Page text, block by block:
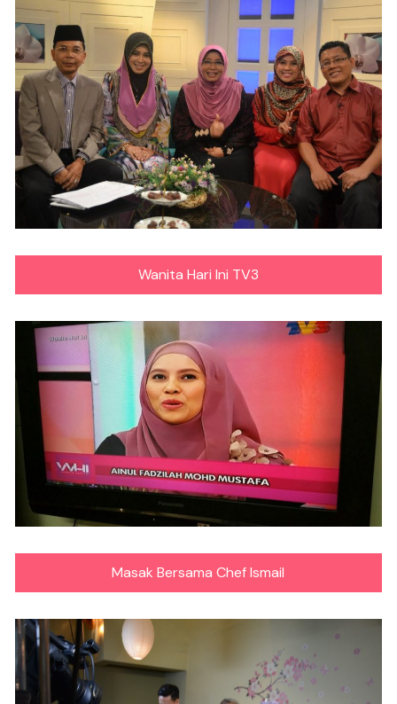
Wanita Hari Ini TV3
Masak Bersama Chef Ismail